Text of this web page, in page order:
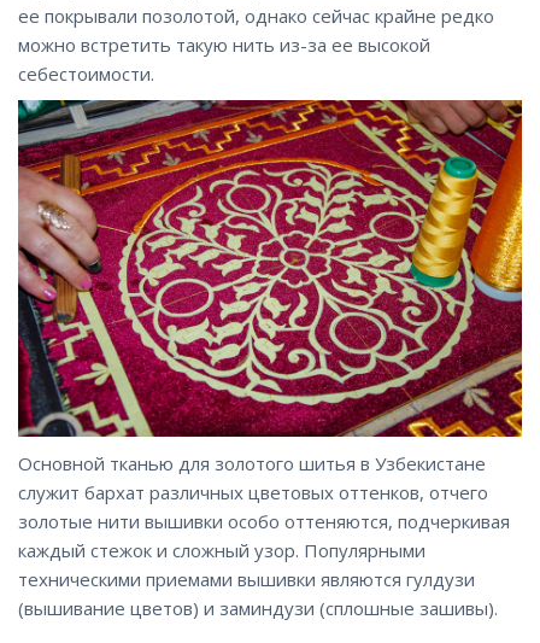
ее покрывали позолотой, однако сейчас крайне редко
можно встретить такую нить из-за ее высокой
себестоимости.
Основной тканью для золотого шитья в Узбекистане
служит бархат различных цветовых оттенков, отчего
золотые нити вышивки особо оттеняются, подчеркивая
каждый стежок и сложный узор. Популярными
техническими приемами вышивки являются гулдузи
(вышивание цветов) и заминдузи (сплошные зашивы).